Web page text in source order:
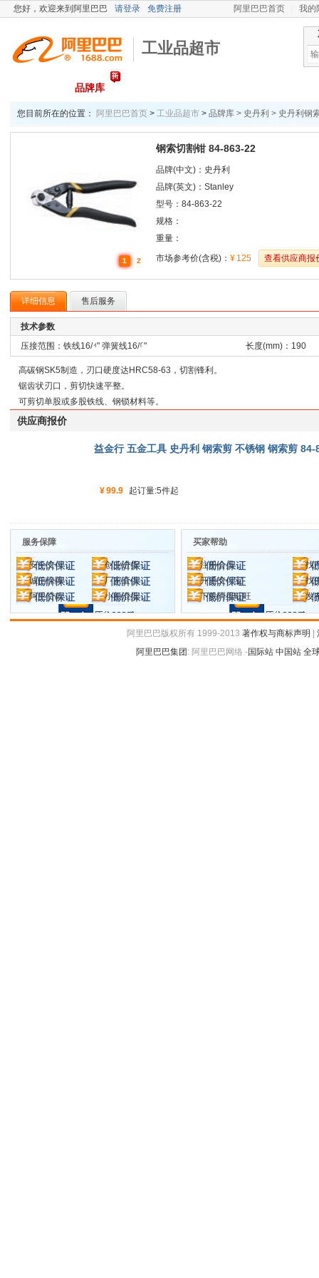
您好， 欢迎来到阿里巴巴 请登录 免费注册 阿里巴巴首页 我的
工业品超市
品牌库
您目前所在的位置： 阿里巴巴首页 > 工业品超市 > 品牌库 > 史丹利 > 史丹利钢
1 2
钢索切割钳 84-863-22
品牌(中文)：史丹利
品牌(英文)：Stanley
型号：84-863-22
规格：
重量：
市场参考价(含税)： ¥ 125 查看供应商报
详细信息 售后服务
技术参数
压接范围：铁线ࡳ/16" 弹簧线ࡱ/16"
长度(mm)：190
高碳钢SK5制造，刃口硬度达HRC58-63，切割锋利。
锯齿状刃口，剪切快速平整。
可剪切单股或多股铁线、钢锁材料等。
供应商报价
益金行 五金工具 史丹利 钢索剪 不锈钢 钢索剪 84-
¥99.9 起订量:5件起
服务保障
安全支付
创业进货
诚信保障
厂家直供
阿里贷款
小额混批
买家帮助
注册会员
找
开通支付宝
找
下载阿里旺旺
发
阿里巴巴版权所有 1999-2013 著作权与商标声明
阿里巴巴集团 : 阿里巴巴网络 -国际站 中国站 全